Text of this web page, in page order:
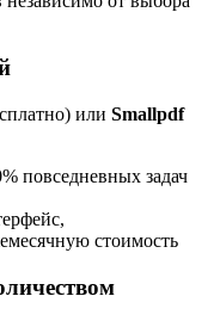
или Smallpdf
повседневных задач
стоимость